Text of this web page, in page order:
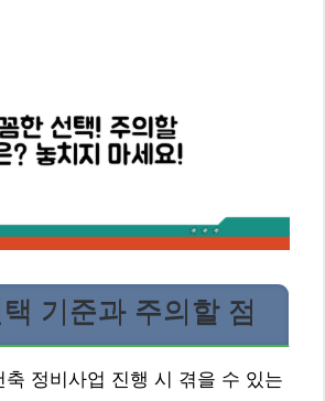
기준과 주의할 점
축 정비사업 진행 시 겪을 수 있는